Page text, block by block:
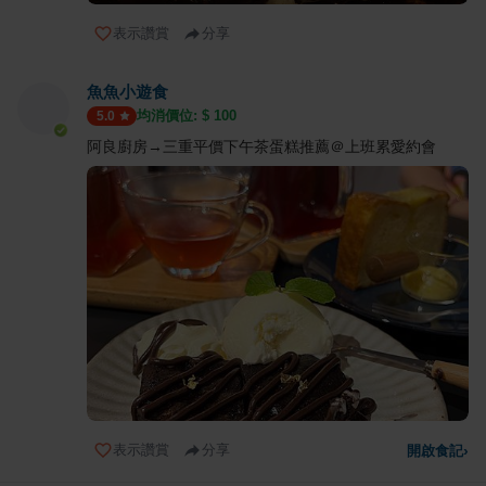
表示讚賞 分享
魚魚小遊食
5.0 均消價位: $ 100
阿良廚房→三重平價下午茶蛋糕推薦＠上班累愛約會
表示讚賞 分享 開啟食記›